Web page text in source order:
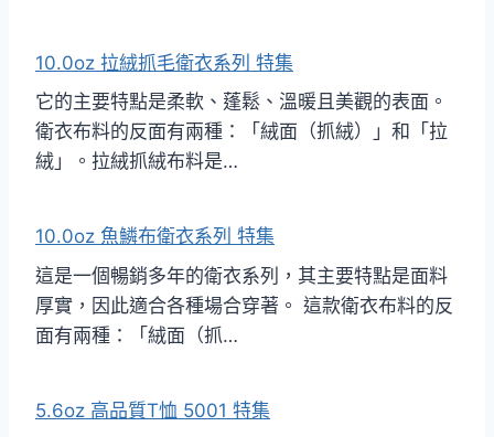
10.0oz 拉絨抓毛衛衣系列 特集
它的主要特點是柔軟、蓬鬆、溫暖且美觀的表面。
衛衣布料的反面有兩種：「絨面（抓絨）」和「拉
絨」。拉絨抓絨布料是…
10.0oz 魚鱗布衛衣系列 特集
這是一個暢銷多年的衛衣系列，其主要特點是面料
厚實，因此適合各種場合穿著。 這款衛衣布料的反
面有兩種：「絨面（抓…
5.6oz 高品質T恤 5001 特集